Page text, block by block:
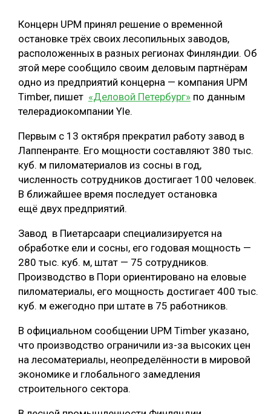
ЛЕСОВОССТАНОВЛЕНИЕ И ЗАЩИТА
ЛОГИСТИКА
ПРОИЗВОДСТВО ДРЕВЕСНЫХ ПЛИТ
ЦБП
ЛЕСОПИЛЕНИЕ
ДЕРЕВЯННОЕ ДОМОСТРОЕНИЕ
БЕЗОПАСНОЕ ПРОИЗВОДСТВО
СОРТИРОВКА ДРЕВЕСИНЫ
СУШКА ДРЕВЕСИНЫ
МЕБЕЛЬНОЕ ПРОИЗВОДСТВО
ТЕМАТИЧЕСКИЕ ПРОЕКТЫ
ПОДБОРКИ СТАТЕЙ
Концерн UPM принял решение о временной
остановке трёх своих лесопильных заводов,
расположенных в разных регионах Финляндии. Об
этой мере сообщило своим деловым партнёрам
одно из предприятий концерна — компания UPM
Timber, пишет «Деловой Петербург» по данным
телерадиокомпании Yle.
Первым с 13 октября прекратил работу завод в
Лаппенранте. Его мощности составляют 380 тыс.
куб. м пиломатериалов из сосны в год,
численность сотрудников достигает 100 человек.
В ближайшее время последует остановка
ещё двух предприятий.
Завод в Пиетарсаари специализируется на
обработке ели и сосны, его годовая мощность —
280 тыс. куб. м, штат — 75 сотрудников.
Производство в Пори ориентировано на еловые
пиломатериалы, его мощность достигает 400 тыс.
куб. м ежегодно при штате в 75 работников.
В официальном сообщении UPM Timber указано,
что производство ограничили из-за высоких цен
на лесоматериалы, неопределённости в мировой
экономике и глобального замедления
строительного сектора.